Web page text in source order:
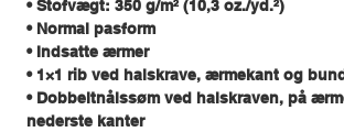
• Stofvægt: 350 g/m² (10,3 oz./yd.²)
• Normal pasform
• Indsatte ærmer
• 1×1 rib ved halskrave, ærmekant og
• Dobbeltnålssøm ved halskraven, på
nederste kanter